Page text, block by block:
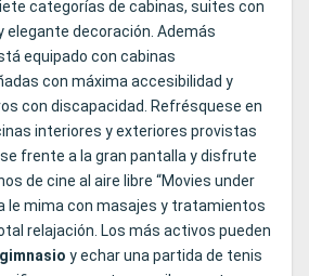
categorías de cabinas, suites con
elegante decoración. Además
equipado con cabinas
con máxima accesibilidad y
con discapacidad. Refrésquese en
interiores y exteriores provistas
frente a la gran pantalla y disfrute
de cine al aire libre “Movies under
le mima con masajes y tratamientos
relajación. Los más activos pueden
gimnasio y echar una partida de tenis